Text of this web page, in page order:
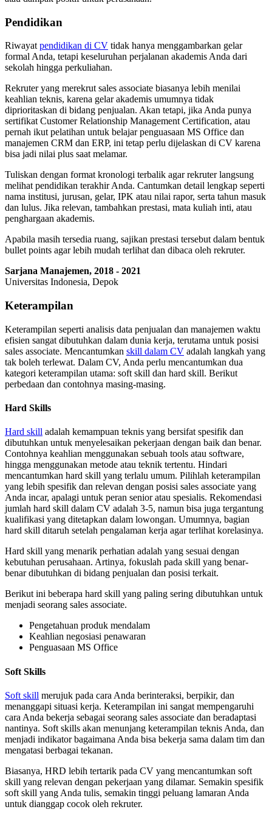
Pendidikan
Riwayat pendidikan di CV tidak hanya menggambarkan gelar
formal Anda, tetapi keseluruhan perjalanan akademis Anda dari
sekolah hingga perkuliahan.
Rekruter yang merekrut sales associate biasanya lebih menilai
keahlian teknis, karena gelar akademis umumnya tidak
diprioritaskan di bidang penjualan. Akan tetapi, jika Anda punya
sertifikat Customer Relationship Management Certification, atau
pernah ikut pelatihan untuk belajar penguasaan MS Office dan
manajemen CRM dan ERP, ini tetap perlu dijelaskan di CV karena
bisa jadi nilai plus saat melamar.
Tuliskan dengan format kronologi terbalik agar rekruter langsung
melihat pendidikan terakhir Anda. Cantumkan detail lengkap seperti
nama institusi, jurusan, gelar, IPK atau nilai rapor, serta tahun masuk
dan lulus. Jika relevan, tambahkan prestasi, mata kuliah inti, atau
penghargaan akademis.
Apabila masih tersedia ruang, sajikan prestasi tersebut dalam bentuk
bullet points agar lebih mudah terlihat dan dibaca oleh rekruter.
Sarjana Manajemen, 2018 - 2021
Universitas Indonesia, Depok
Keterampilan
Keterampilan seperti analisis data penjualan dan manajemen waktu
efisien sangat dibutuhkan dalam dunia kerja, terutama untuk posisi
sales associate. Mencantumkan skill dalam CV adalah langkah yang
tak boleh terlewat. Dalam CV, Anda perlu mencantumkan dua
kategori keterampilan utama: soft skill dan hard skill. Berikut
perbedaan dan contohnya masing-masing.
Hard Skills
Hard skill adalah kemampuan teknis yang bersifat spesifik dan
dibutuhkan untuk menyelesaikan pekerjaan dengan baik dan benar.
Contohnya keahlian menggunakan sebuah tools atau software,
hingga menggunakan metode atau teknik tertentu. Hindari
mencantumkan hard skill yang terlalu umum. Pilihlah keterampilan
yang lebih spesifik dan relevan dengan posisi sales associate yang
Anda incar, apalagi untuk peran senior atau spesialis. Rekomendasi
jumlah hard skill dalam CV adalah 3-5, namun bisa juga tergantung
kualifikasi yang ditetapkan dalam lowongan. Umumnya, bagian
hard skill ditaruh setelah pengalaman kerja agar terlihat korelasinya.
Hard skill yang menarik perhatian adalah yang sesuai dengan
kebutuhan perusahaan. Artinya, fokuslah pada skill yang benar-
benar dibutuhkan di bidang penjualan dan posisi terkait.
Berikut ini beberapa hard skill yang paling sering dibutuhkan untuk
menjadi seorang sales associate.
Pengetahuan produk mendalam
Keahlian negosiasi penawaran
Penguasaan MS Office
Soft Skills
Soft skill merujuk pada cara Anda berinteraksi, berpikir, dan
menanggapi situasi kerja. Keterampilan ini sangat mempengaruhi
cara Anda bekerja sebagai seorang sales associate dan beradaptasi
nantinya. Soft skills akan menunjang keterampilan teknis Anda, dan
menjadi indikator bagaimana Anda bisa bekerja sama dalam tim dan
mengatasi berbagai tekanan.
Biasanya, HRD lebih tertarik pada CV yang mencantumkan soft
skill yang relevan dengan pekerjaan yang dilamar. Semakin spesifik
soft skill yang Anda tulis, semakin tinggi peluang lamaran Anda
untuk dianggap cocok oleh rekruter.